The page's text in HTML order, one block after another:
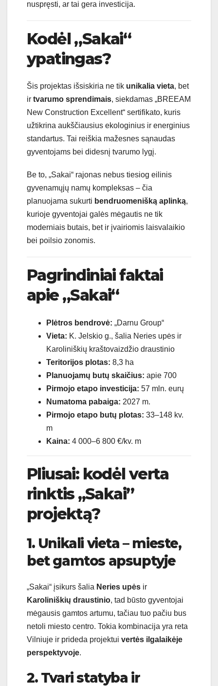
nuspręsti, ar tai gera investicija.
Kodėl „Sakai“
ypatingas?
Šis projektas išsiskiria ne tik unikalia vieta, bet
ir tvarumo sprendimais, siekdamas „BREEAM
New Construction Excellent“ sertifikato, kuris
užtikrina aukščiausius ekologinius ir energinius
standartus. Tai reiškia mažesnes sąnaudas
gyventojams bei didesnį tvarumo lygį.
Be to, „Sakai“ rajonas nebus tiesiog eilinis
gyvenamųjų namų kompleksas – čia
planuojama sukurti bendruomenišką aplinką,
kurioje gyventojai galės mėgautis ne tik
moderniais butais, bet ir įvairiomis laisvalaikio
bei poilsio zonomis.
Pagrindiniai faktai
apie „Sakai“
Plėtros bendrovė: „Darnu Group“
Vieta: K. Jelskio g., šalia Neries upės ir
Karoliniškių kraštovaizdžio draustinio
Teritorijos plotas: 8,3 ha
Planuojamų butų skaičius: apie 700
Pirmojo etapo investicija: 57 mln. eurų
Numatoma pabaiga: 2027 m.
Pirmojo etapo butų plotas: 33–148 kv.
m
Kaina: 4 000–6 800 €/kv. m
Pliusai: kodėl verta
rinktis ,,Sakai”
projektą?
1. Unikali vieta – mieste,
bet gamtos apsuptyje
„Sakai“ įsikurs šalia Neries upės ir
Karoliniškių draustinio, tad būsto gyventojai
mėgausis gamtos artumu, tačiau tuo pačiu bus
netoli miesto centro. Tokia kombinacija yra reta
Vilniuje ir prideda projektui vertės ilgalaikėje
perspektyvoje.
2. Tvari statyba ir